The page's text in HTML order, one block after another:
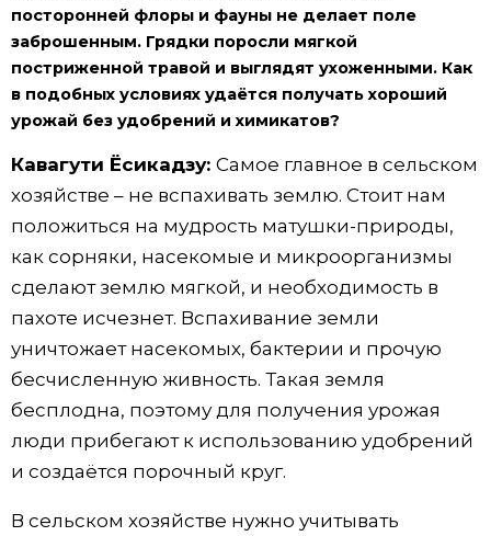
посторонней флоры и фауны не делает поле
заброшенным. Грядки поросли мягкой
постриженной травой и выглядят ухоженными. Как
в подобных условиях удаётся получать хороший
урожай без удобрений и химикатов?
Кавагути Ёсикадзу: Самое главное в сельском
хозяйстве – не вспахивать землю. Стоит нам
положиться на мудрость матушки-природы,
как сорняки, насекомые и микроорганизмы
сделают землю мягкой, и необходимость в
пахоте исчезнет. Вспахивание земли
уничтожает насекомых, бактерии и прочую
бесчисленную живность. Такая земля
бесплодна, поэтому для получения урожая
люди прибегают к использованию удобрений
и создаётся порочный круг.
В сельском хозяйстве нужно учитывать